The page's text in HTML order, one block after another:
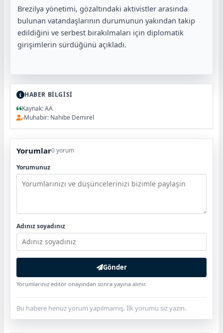
Brezilya yönetimi, gözaltındaki aktivistler arasında
bulunan vatandaşlarının durumunun yakından takip
edildiğini ve serbest bırakılmaları için diplomatik
girişimlerin sürdüğünü açıkladı.
HABER BİLGİSİ
Kaynak: AA
Muhabir: Nahibe Demirel
Yorumlar0 yorum
Yorumunuz
Adınız soyadınız
Gönder
Yorumlarınız editör onayından sonra yayına alınır.
Bu habere henüz yorum yapılmamış. İlk yorumu siz yazın.